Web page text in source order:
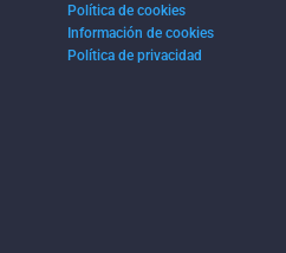
Política de cookies
Información de cookies
Política de privacidad